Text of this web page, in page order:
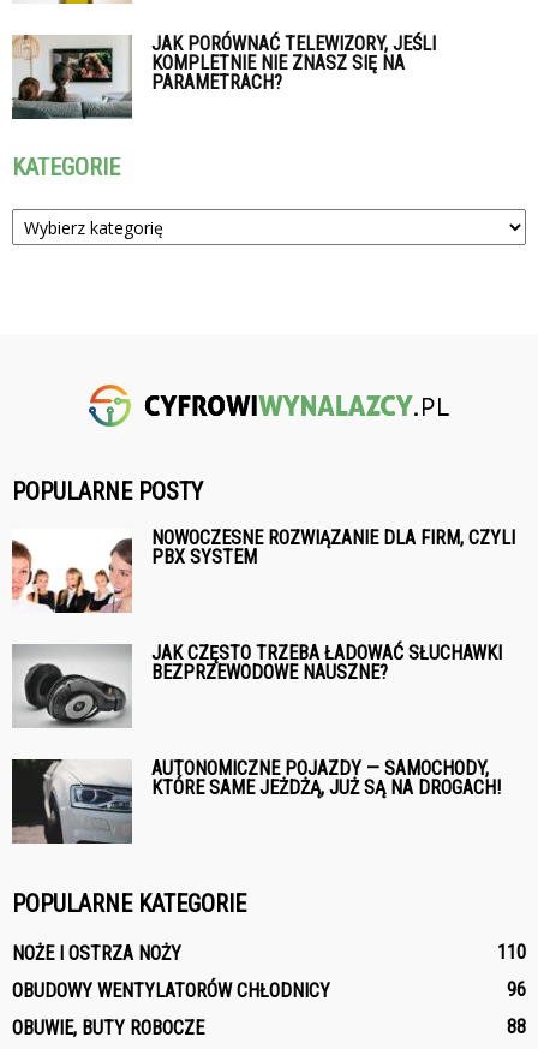
JAK PORÓWNAĆ TELEWIZORY, JEŚLI
KOMPLETNIE NIE ZNASZ SIĘ NA
PARAMETRACH?
KATEGORIE
Kategorie
POPULARNE POSTY
NOWOCZESNE ROZWIĄZANIE DLA FIRM, CZYLI
PBX SYSTEM
JAK CZĘSTO TRZEBA ŁADOWAĆ SŁUCHAWKI
BEZPRZEWODOWE NAUSZNE?
AUTONOMICZNE POJAZDY — SAMOCHODY,
KTÓRE SAME JEŻDŻĄ, JUŻ SĄ NA DROGACH!
POPULARNE KATEGORIE
NOŻE I OSTRZA NOŻY
110
OBUDOWY WENTYLATORÓW CHŁODNICY
96
OBUWIE, BUTY ROBOCZE
88